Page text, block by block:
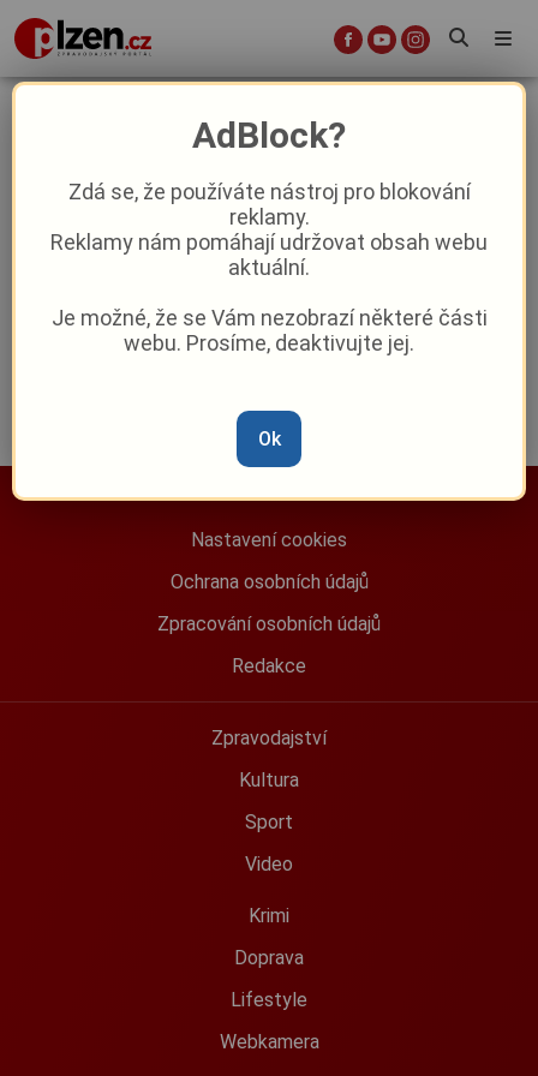
Na hradě Loket ožije středověk:
Slavnosti purkrabího Půty lákají na
rytíře, cirkus i historickou kuchyni
Reklama
Nastavení cookies
Ochrana osobních údajů
Zpracování osobních údajů
Redakce
Zpravodajství
Kultura
Sport
Video
Krimi
Doprava
Lifestyle
Webkamera
AdBlock?
Zdá se, že používáte nástroj pro blokování
reklamy.
Reklamy nám pomáhají udržovat obsah webu
aktuální.
Je možné, že se Vám nezobrazí některé části
webu. Prosíme, deaktivujte jej.
Ok